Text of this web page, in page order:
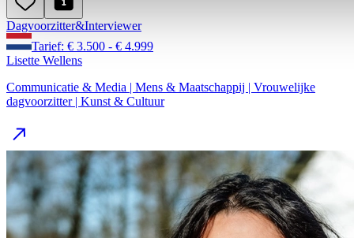
Dagvoorzitter&Interviewer
Tarief: € 3.500 - € 4.999
Lisette Wellens
Communicatie & Media | Mens & Maatschappij | Vrouwelijke
dagvoorzitter | Kunst & Cultuur